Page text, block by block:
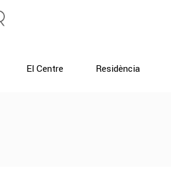
El Centre Residència